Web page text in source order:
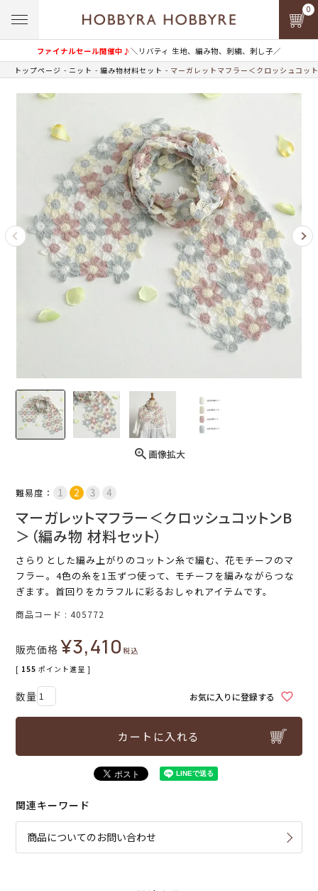
ファイナルセール開催中♪＼リバティ 生地、編み物、刺繍、刺し子／
0
トップページ ニット 編み物材料セット マーガレットマフラー＜クロッシュコッ
画像拡大
難易度：
マーガレットマフラー＜クロッシュコットンB
＞（編み物 材料セット）
さらりとした編み上がりのコットン糸で編む、花モチーフのマ
フラー。4色の糸を1玉ずつ使って、モチーフを編みながらつな
ぎます。首回りをカラフルに彩るおしゃれアイテムです。
商品コード 405772
販売価格 ¥3,410税込
[ 155 ポイント進呈 ]
お気に入りに登録する
カートに入れる
関連キーワード
商品についてのお問い合わせ